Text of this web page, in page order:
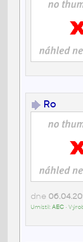
Ro
dne
Umístil:AEC•